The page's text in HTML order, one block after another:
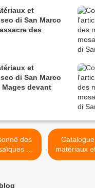
et
di San Marco
des
et
di San Marco
de
matériaux
Museo di